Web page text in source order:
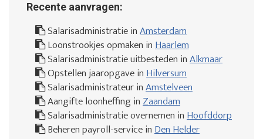
Recente aanvragen:
Salarisadministratie inAmsterdam
Loonstrookjes opmaken inHaarlem
Salarisadministratie uitbesteden inAlkmaar
Opstellen jaaropgave inHilversum
Salarisadministrateur inAmstelveen
Aangifte loonheffing inZaandam
Salarisadministratie overnemen inHoofddorp
Beheren payroll-service inDen Helder